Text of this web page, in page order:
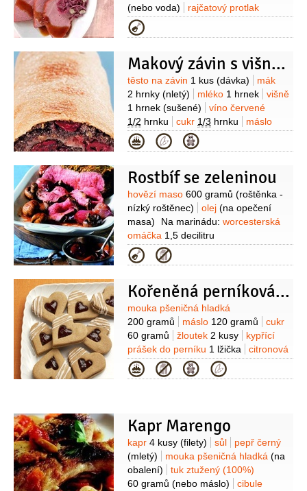
(nebo voda)
rajčatový protlak
3 lžíce
1 kus
pepř černý1 lžíce (celý,
1 lžíce
voda 1 decilitr
(orientační
množství)
Na těsto:
brambory
400 gramů (moučné, uvařené ve
slupce)
mouka pšeničná hrubá
150 gramů
máslo 2,5 lžíce
vejce
1 kus
muškátový oříšek1 špetka
(mletý)
sůl
Kategorie
Makový závin s višněmi I
Suroviny
těsto na závin 1 kus (dávka)
mák
2 hrnky (nletý) mléko 1 hrnek
višně
1 hrnek (sušené)
víno červené
1/2 hrnku cukr 1/3 hrnku
máslo
0,2 kostky
mouka pšeničná hrubá
5 lžic
likér višňový0,4 decilitru
Kategorie
Rostbíf se zeleninou
Suroviny
hovězí maso 600 gramů (roštěnka -
nízký roštěnec)
olej (na opečení
masa)
Na marinádu: worcesterská
omáčka 1,5 decilitru
(omáčka)
0,8 decilitru
whisky
Na omáčku: žampiony300 gramů
(malé)
cibule šalotka 10 kusů
červené
3 decilitry
vývar
2 decilitry
rajčatový protlak
2 lžíce
sůl olej
Kategorie
Kořeněná perníková srdíčka
Suroviny
mouka pšeničná hladká
200 gramů
máslo 120 gramů
cukr
60 gramů
žloutek 2 kusy
kypřící
prášek do perníku 1 lžička
citronová
kůra
1/2lžičky (strouhaná)
1 špetka (mletý) zázvor1 špetka
(nebo marmeláda (nejlépe
domácí))
víno červené
1 decilitr
med1 lžíce
Kategorie
Kapr Marengo
Suroviny
kapr 4 kusy (filety) sůl
pepř černý
(mletý)
mouka pšeničná hladká (na
obalení)
tuk ztužený (100%)
60 gramů (nebo máslo)
cibule